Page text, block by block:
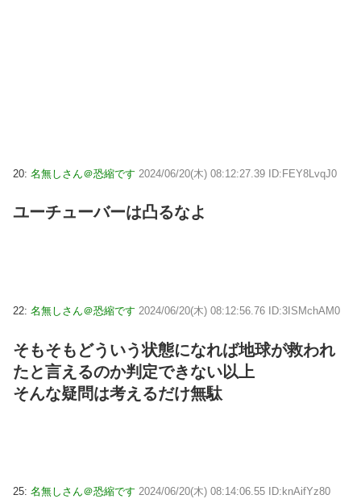
20: 名無しさん＠恐縮です 2024/06/20(木) 08:12:27.39 ID:FEY8LvqJ0
ユーチューバーは凸るなよ
22: 名無しさん＠恐縮です 2024/06/20(木) 08:12:56.76 ID:3ISMchAM0
そもそもどういう状態になれば地球が救われ
たと言えるのか判定できない以上
そんな疑問は考えるだけ無駄
25: 名無しさん＠恐縮です 2024/06/20(木) 08:14:06.55 ID:knAifYz80